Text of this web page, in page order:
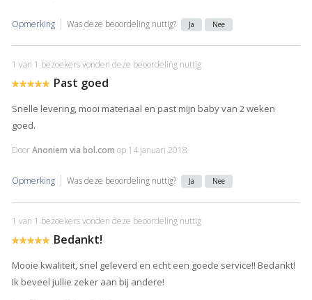
Opmerking Was deze beoordeling nuttig? Ja Nee
1 van 1 bezoekers vonden deze beoordeling nuttig
Past goed
Snelle levering, mooi materiaal en past mijn baby van 2 weken
goed.
DoorAnoniem via bol.com op 14 januari 2018
Opmerking Was deze beoordeling nuttig? Ja Nee
1 van 1 bezoekers vonden deze beoordeling nuttig
Bedankt!
Mooie kwaliteit, snel geleverd en echt een goede service!! Bedankt!
Ik beveel jullie zeker aan bij andere!